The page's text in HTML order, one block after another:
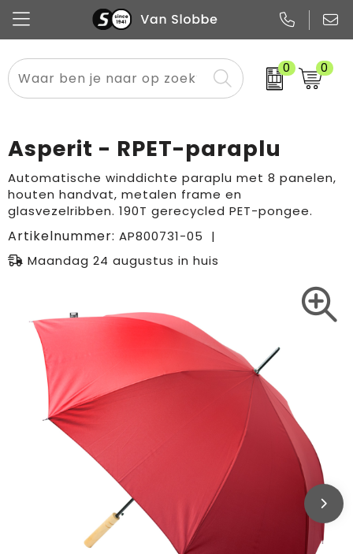
0 0
Alle categorieën
Snoep
Promo
Pennen
Notitieboekjes
Papier
Flessen
Glazen en karaffen
Merken
Meest gekozen
Sportkleding
Overig textiel
Boodschappen- en draagtassen
Sport & vrije tijd
Rugzakken
Asperit - RPET-paraplu
Automatische winddichte paraplu met 8 panelen,
houten handvat, metalen frame en
glasvezelribben. 190T gerecycled PET-pongee.
Artikelnummer: AP800731-05
Maandag 24 augustus in huis